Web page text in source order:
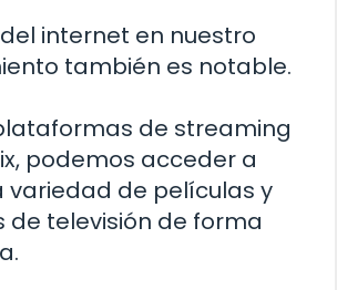
internet en nuestro
también es notable.
de streaming
podemos acceder a
variedad de películas y
de televisión de forma